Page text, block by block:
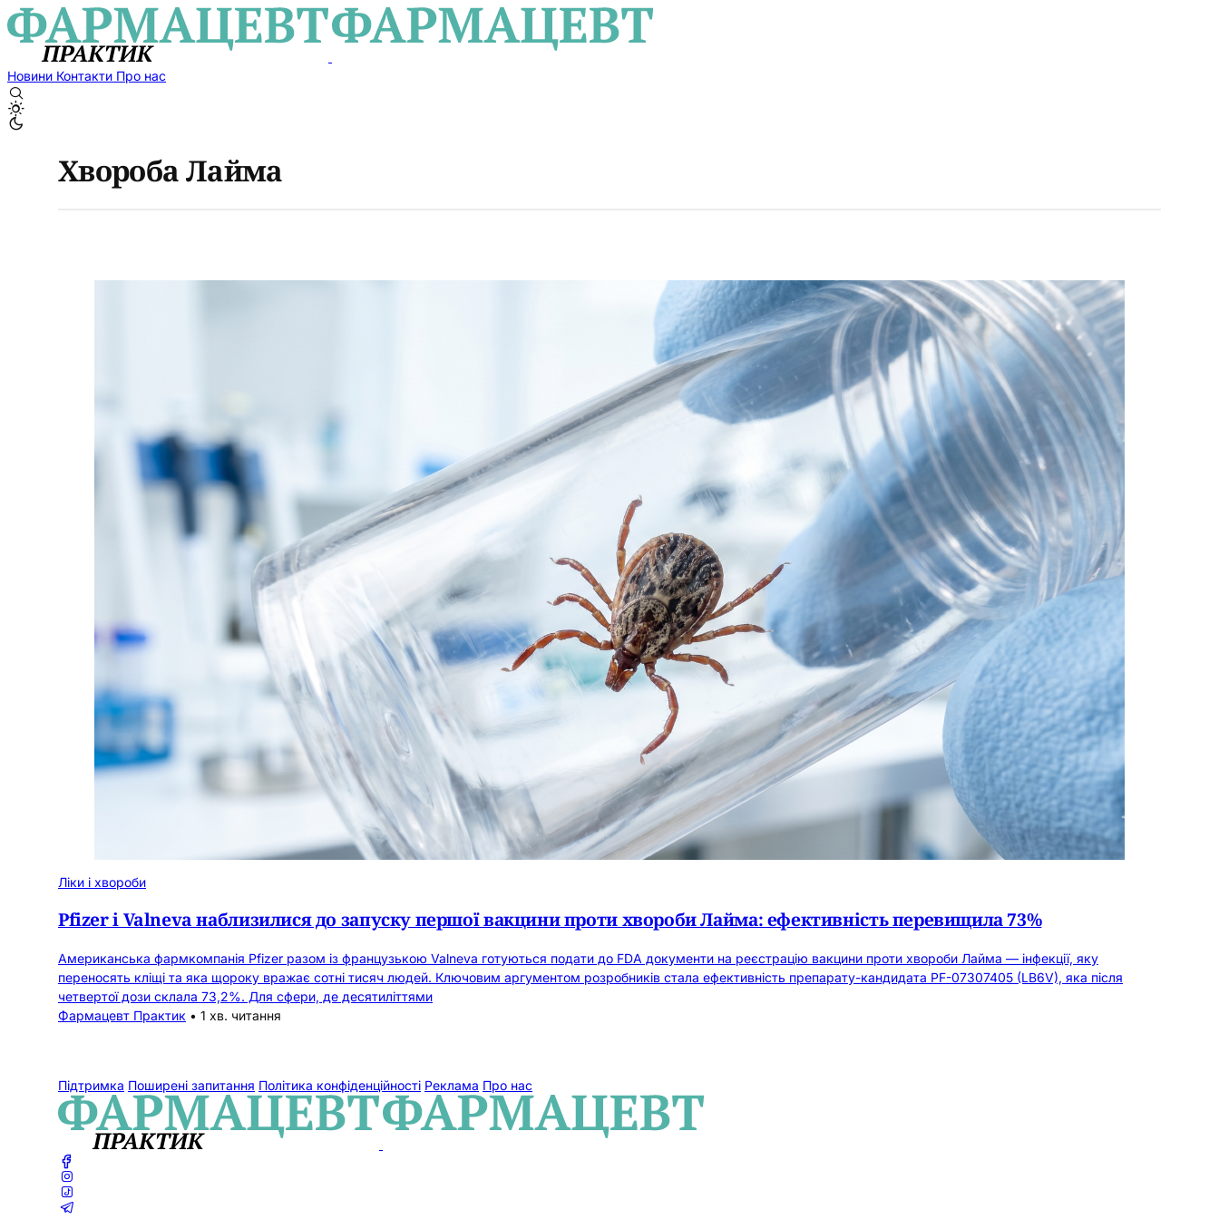
Новини Контакти Про нас
Хвороба Лайма
Ліки і хвороби
Pfizer і Valneva наблизилися до запуску першої вакцини проти хвороби Лайма: ефективність перевищила 73%
Американська фармкомпанія Pfizer разом із французькою Valneva готуються подати до FDA документи на реєстрацію вакцини проти хвороби Лайма — інфекції, яку
переносять кліщі та яка щороку вражає сотні тисяч людей. Ключовим аргументом розробників стала ефективність препарату-кандидата PF-07307405 (LB6V), яка після
четвертої дози склала 73,2%. Для сфери, де десятиліттями
Фармацевт Практик • 1 хв. читання
Підтримка Поширені запитання Політика конфіденційності Реклама Про нас